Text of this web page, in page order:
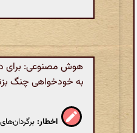
هوش مصنوعی: برای
به خودخواهی چنگ
اخطار: